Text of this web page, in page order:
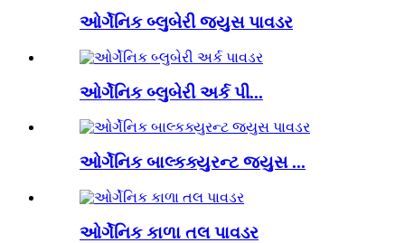
ઓર્ગેનિક બ્લુબેરી જ્યુસ પાવડર
ઓર્ગેનિક બ્લુબેરી અર્ક પી...
ઓર્ગેનિક બાલ્કક્યુરન્ટ જ્યુસ ...
ઓર્ગેનિક કાળા તલ પાવડર